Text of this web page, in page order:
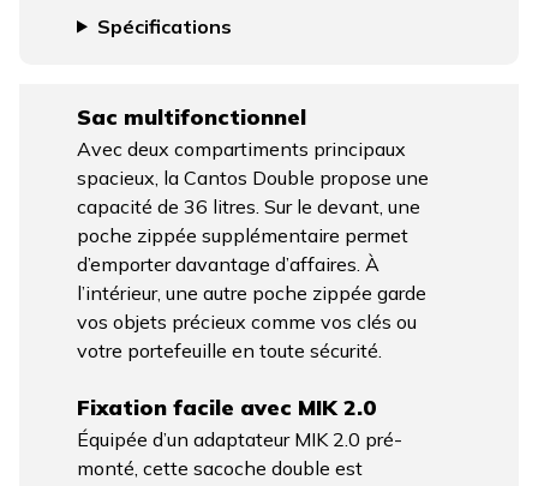
Spécifications
Sac multifonctionnel
Avec deux compartiments principaux
spacieux, la Cantos Double propose une
capacité de 36 litres. Sur le devant, une
poche zippée supplémentaire permet
d’emporter davantage d’affaires. À
l’intérieur, une autre poche zippée garde
vos objets précieux comme vos clés ou
votre portefeuille en toute sécurité.
Fixation facile avec MIK 2.0
Équipée d’un adaptateur MIK 2.0 pré-
monté, cette sacoche double est